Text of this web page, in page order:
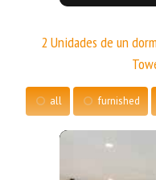
2 Unidades de un
all furnished
More